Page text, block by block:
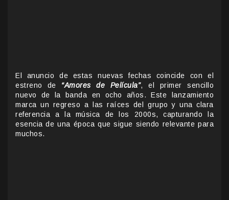
El anuncio de estas nuevas fechas coincide con el
estreno de “Amores de Película”, el primer sencillo
nuevo de la banda en ocho años. Este lanzamiento
marca un regreso a las raíces del grupo y una clara
referencia a la música de los 2000s, capturando la
esencia de una época que sigue siendo relevante para
muchos.